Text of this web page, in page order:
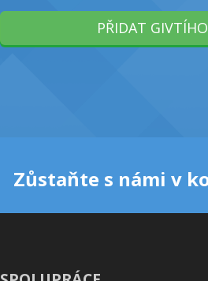
PŘIDAT
Zůstaňte s námi v